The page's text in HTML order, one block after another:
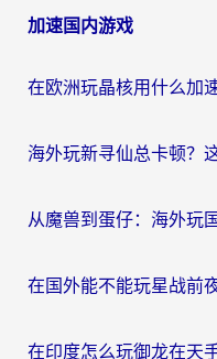
导
加速国内游戏